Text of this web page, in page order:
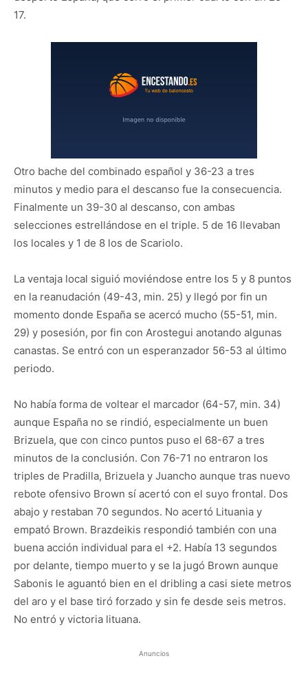
17.
Otro bache del combinado español y 36-23 a tres
minutos y medio para el descanso fue la consecuencia.
Finalmente un 39-30 al descanso, con ambas
selecciones estrellándose en el triple. 5 de 16 llevaban
los locales y 1 de 8 los de Scariolo.
La ventaja local siguió moviéndose entre los 5 y 8 puntos
en la reanudación (49-43, min. 25) y llegó por fin un
momento donde España se acercó mucho (55-51, min.
29) y posesión, por fin con Arostegui anotando algunas
canastas. Se entró con un esperanzador 56-53 al último
periodo.
No había forma de voltear el marcador (64-57, min. 34)
aunque España no se rindió, especialmente un buen
Brizuela, que con cinco puntos puso el 68-67 a tres
minutos de la conclusión. Con 76-71 no entraron los
triples de Pradilla, Brizuela y Juancho aunque tras nuevo
rebote ofensivo Brown sí acertó con el suyo frontal. Dos
abajo y restaban 70 segundos. No acertó Lituania y
empató Brown. Brazdeikis respondió también con una
buena acción individual para el +2. Había 13 segundos
por delante, tiempo muerto y se la jugó Brown aunque
Sabonis le aguantó bien en el dribling a casi siete metros
del aro y el base tiró forzado y sin fe desde seis metros.
No entró y victoria lituana.
Anuncios